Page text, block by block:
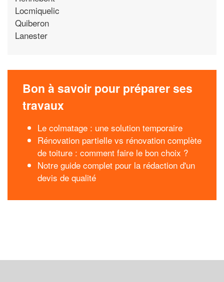
Locmiquelic
Quiberon
Lanester
Bon à savoir pour préparer ses
travaux
Le colmatage : une solution temporaire
Rénovation partielle vs rénovation complète
de toiture : comment faire le bon choix ?
Notre guide complet pour la rédaction d'un
devis de qualité